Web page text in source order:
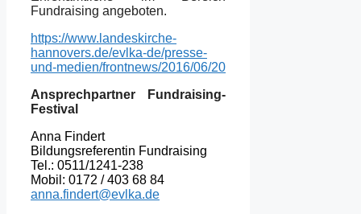
Fundraising angeboten.
https://www.landeskirche-
hannovers.de/evlka-de/presse-
und-medien/frontnews/2016/06/20
Ansprechpartner Fundraising-
Festival
Anna Findert
Bildungsreferentin Fundraising
Tel.: 0511/1241-238
Mobil: 0172 / 403 68 84
anna.findert@evlka.de